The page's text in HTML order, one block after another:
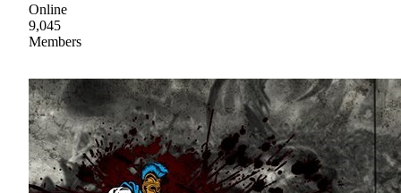
Online
9,045
Members